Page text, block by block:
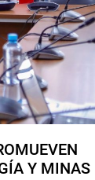
Y MINAS